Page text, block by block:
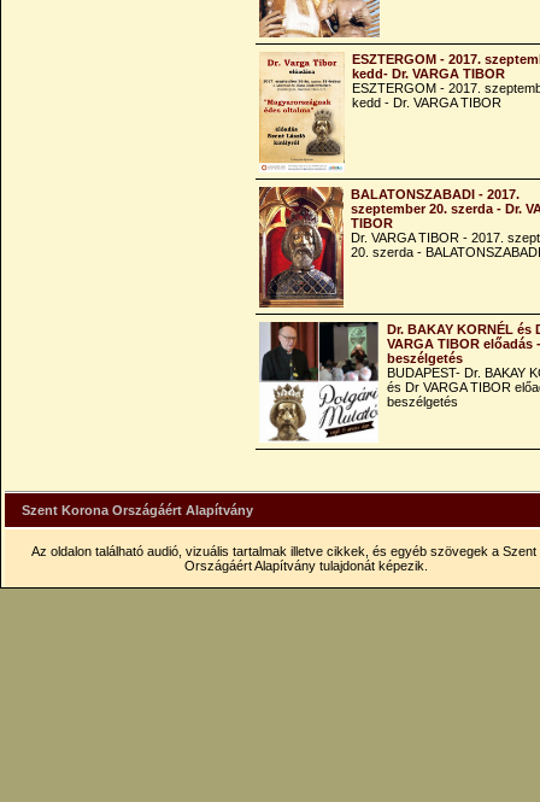
ESZTERGOM - 2017.
kedd- Dr. VARGA TIBOR
ESZTERGOM - 2017.
kedd - Dr. VARGA TIBOR
BALATONSZABADI - 2017.
szeptember 20. szerda - Dr.
TIBOR
Dr. VARGA TIBOR - 2017.
20. szerda - BALATONSZABADI
Dr. BAKAY KORNÉL és
VARGA TIBOR előadás -
beszélgetés
BUDAPEST- Dr. BAKAY
és Dr VARGA TIBOR
beszélgetés
Szent Korona Országáért Alapítvány
Az oldalon található audió, vizuális tartalmak illetve cikkek, és egyéb szövegek a Szent
Országáért Alapítvány tulajdonát képezik.